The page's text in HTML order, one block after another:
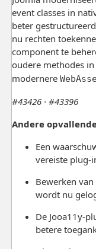
event classes in
beter
nu rechten
component te
oudere methodes in
modernere
#43426 · #43396
Andere
Een
vereiste plug-
Bewerken
wordt nu
De Jooa11y-
betere